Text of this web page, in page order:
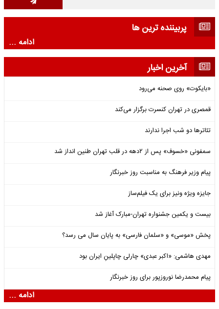
پربیننده ترین ها
ادامه ...
آخرین اخبار
«بایکوت» روی صحنه می‌رود
قمصری در تهران کنسرت برگزار می‌کند
تئاترها دو شب اجرا ندارند
سمفونی «خسوف» پس از ۲دهه در قلب تهران طنین انداز شد
پیام وزیر فرهنگ به مناسبت روز خبرنگار
جایزه ویژه ونیز برای یک فیلم‌ساز
بیست و یکمین جشنواره تهران-مبارک آغاز شد
پخش «موسی» و «سلمان فارسی» به پایان سال می رسد؟
مهدی هاشمی: «اکبر عبدی» چارلی چاپلینِ ایران بود
پیام محمدرضا نوروزپور برای روز خبرنگار
ادامه ...